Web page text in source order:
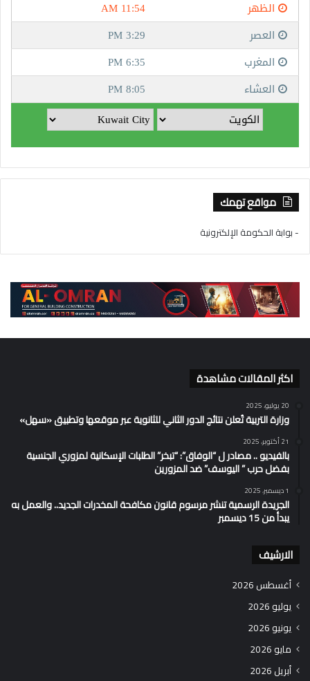
مواقع تهمك
- بوابة الحكومة الإلكترونية
اكثر المقالات مشاهدة
20 يوليو، 2025
وزارة التربية تُعلن نتائج الدور الثاني للثانوية عبر موقعها وتطبيق «سهل»
21 أكتوبر، 2025
بالفيديو .. مصادر ل “الوفاق”: “تبخر” الطلبات الإسكانية لمزوري الجنسية
بفضل حرب ” اليوسف” ضد المزورين
1 ديسمبر، 2025
الجريدة الرسمية تنشر مرسوم قانون مكافحة المخدرات الجديد.. والعمل به
يبدأ من 15 ديسمبر
الارشيف
أغسطس 2026
يوليو 2026
يونيو 2026
مايو 2026
أبريل 2026